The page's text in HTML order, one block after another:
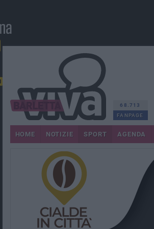
68.713
FANPAGE
HOME NOTIZIE SPORT AGENDA